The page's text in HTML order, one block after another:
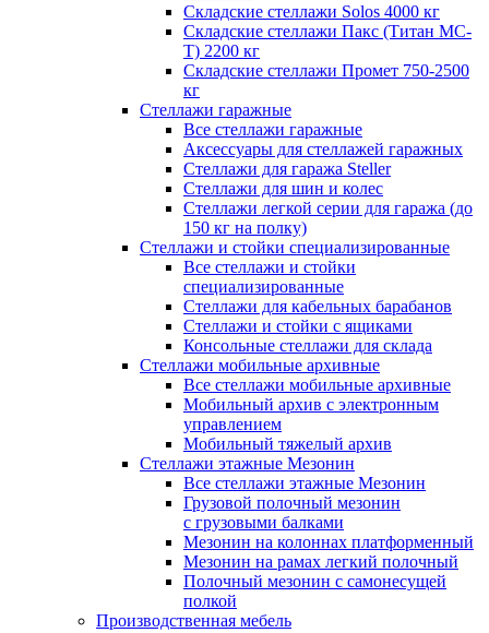
Складские стеллажи Solos 4000 кг
Складские стеллажи Пакс (Титан МС-
Т) 2200 кг
Складские стеллажи Промет 750-2500
кг
Стеллажи гаражные
Все стеллажи гаражные
Аксессуары для стеллажей гаражных
Стеллажи для гаража Steller
Стеллажи для шин и колес
Стеллажи легкой серии для гаража (до
150 кг на полку)
Стеллажи и стойки специализированные
Все стеллажи и стойки
специализированные
Стеллажи для кабельных барабанов
Стеллажи и стойки с ящиками
Консольные стеллажи для склада
Стеллажи мобильные архивные
Все стеллажи мобильные архивные
Мобильный архив с электронным
управлением
Мобильный тяжелый архив
Стеллажи этажные Мезонин
Все стеллажи этажные Мезонин
Грузовой полочный мезонин
с грузовыми балками
Мезонин на колоннах платформенный
Мезонин на рамах легкий полочный
Полочный мезонин с самонесущей
полкой
Производственная мебель